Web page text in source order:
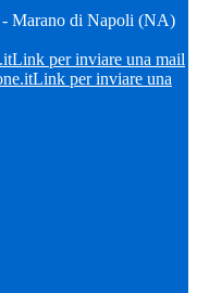
- Marano di Napoli (NA)
Link per inviare una mail
Link per inviare una